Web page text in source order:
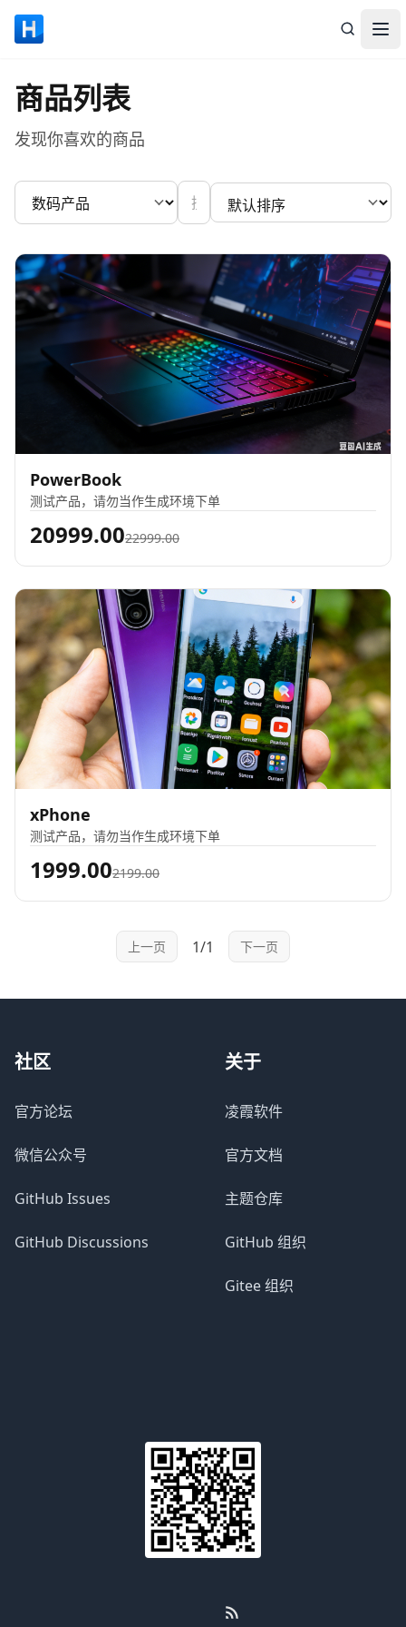
Halo 演示站点
打
商品列表
发现你喜欢的商品
PowerBook
测试产品，请勿当作生成环境下单
20999.0022999.00
xPhone
测试产品，请勿当作生成环境下单
1999.002199.00
上一页 1/1 下一页
社区
官方论坛
微信公众号
GitHub Issues
GitHub Discussions
关于
凌霞软件
官方文档
主题仓库
GitHub 组织
Gitee 组织
WeChatRSS